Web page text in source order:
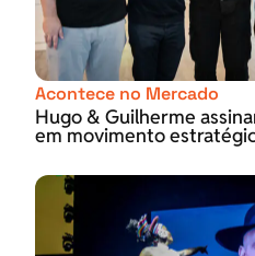
Acontece no Mercado
Hugo & Guilherme
em movimento